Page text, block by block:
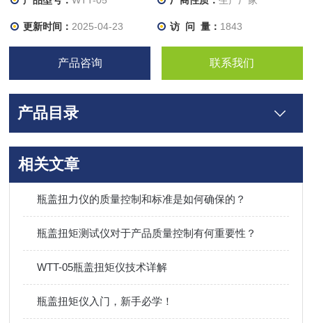
更新时间： 2025-04-23 访 问 量： 1843
产品咨询 联系我们
产品目录
相关文章
瓶盖扭力仪的质量控制和标准是如何确保的？
瓶盖扭矩测试仪对于产品质量控制有何重要性？
WTT-05瓶盖扭矩仪技术详解
瓶盖扭矩仪入门，新手必学！